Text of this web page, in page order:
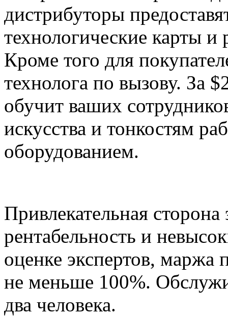
дистрибуторы
технологические карты и
Кроме того для
технолога по вызову. За
обучит ваших
искусства и тонкостям
оборудованием.
Привлекательная
рентабельность и
оценке экспертов, маржа
не меньше 100%.
два человека.